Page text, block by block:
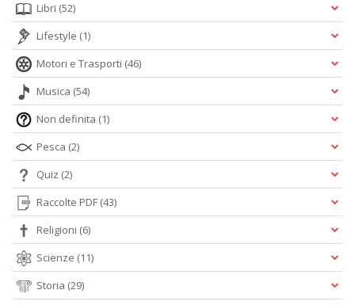
Libri (52)
Lifestyle (1)
Motori e Trasporti (46)
Musica (54)
Non definita (1)
Pesca (2)
Quiz (2)
Raccolte PDF (43)
Religioni (6)
Scienze (11)
Storia (29)